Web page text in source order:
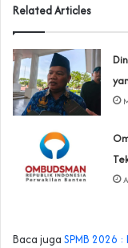
Related Articles
Baca juga SPMB 2026